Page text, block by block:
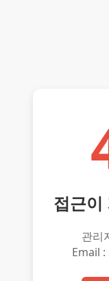
접근이
관리
Email